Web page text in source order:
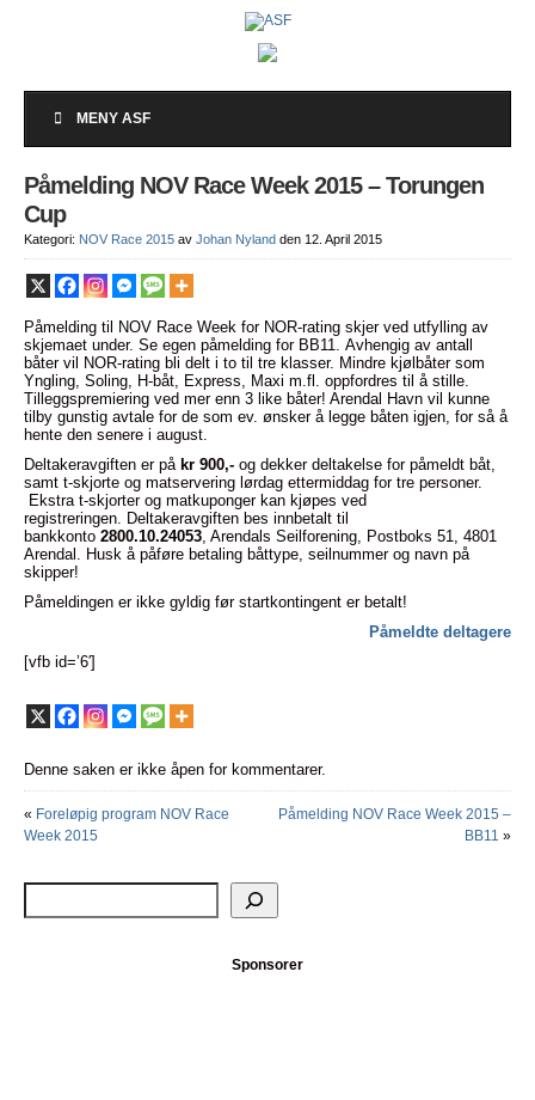
MENY ASF
Påmelding NOV Race Week 2015 – Torungen
Cup
Kategori: NOV Race 2015 av Johan Nyland den 12. April 2015
Påmelding til NOV Race Week for NOR-rating skjer ved utfylling av
skjemaet under. Se egen påmelding for BB11. Avhengig av antall
båter vil NOR-rating bli delt i to til tre klasser. Mindre kjølbåter som
Yngling, Soling, H-båt, Express, Maxi m.fl. oppfordres til å stille.
Tilleggspremiering ved mer enn 3 like båter! Arendal Havn vil kunne
tilby gunstig avtale for de som ev. ønsker å legge båten igjen, for så å
hente den senere i august.
Deltakeravgiften er på kr 900,- og dekker deltakelse for påmeldt båt,
samt t-skjorte og matservering lørdag ettermiddag for tre personer.
Ekstra t-skjorter og matkuponger kan kjøpes ved
registreringen. Deltakeravgiften bes innbetalt til
bankkonto 2800.10.24053, Arendals Seilforening, Postboks 51, 4801
Arendal. Husk å påføre betaling båttype, seilnummer og navn på
skipper!
Påmeldingen er ikke gyldig før startkontingent er betalt!
Påmeldte deltagere
[vfb id=’6′]
Denne saken er ikke åpen for kommentarer.
« Foreløpig program NOV Race
Week 2015
Påmelding NOV Race Week 2015 –
BB11 »
Sponsorer